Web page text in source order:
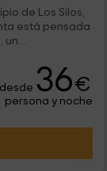
de Los Silos,
está pensada
desde 36€
persona y noche